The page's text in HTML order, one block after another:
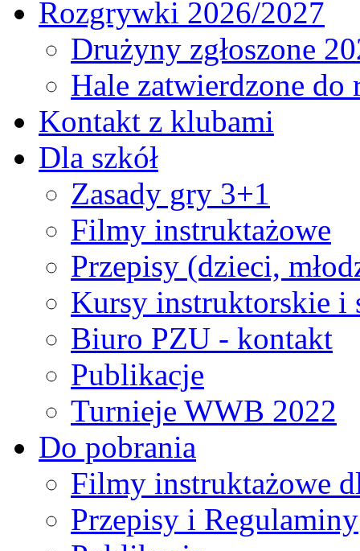
Rozgrywki 2026/2027
Drużyny zgłoszone
Hale zatwierdzone
Kontakt z klubami
Dla szkół
Zasady gry 3+1
Filmy instruktażowe
Przepisy (dzieci,
Kursy instruktorskie i
Biuro PZU - kontakt
Publikacje
Turnieje WWB 2022
Do pobrania
Filmy instruktażowe
Przepisy i Regulaminy